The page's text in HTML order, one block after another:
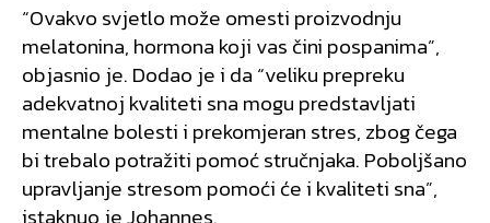
“Ovakvo svjetlo može omesti proizvodnju
melatonina, hormona koji vas čini pospanima”,
objasnio je. Dodao je i da “veliku prepreku
adekvatnoj kvaliteti sna mogu predstavljati
mentalne bolesti i prekomjeran stres, zbog čega
bi trebalo potražiti pomoć stručnjaka. Poboljšano
upravljanje stresom pomoći će i kvaliteti sna”,